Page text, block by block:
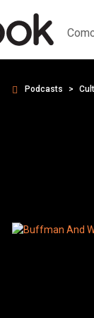
Podcasts